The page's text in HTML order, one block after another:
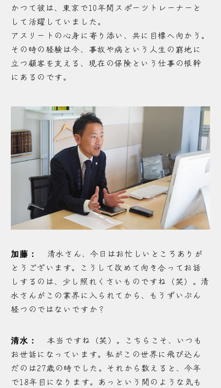
かつて彼は、東京で10年間スポーツトレーナーと
して活躍していました。
アスリートの心身に寄り添い、共に目標へ向かう。
その時の経験は今、事故や病という人生の窮地に
立つ顧客を支える、現在の保険という仕事の根幹
にあるのです。
加藤：
清水さん、今日はお忙しいところありが
とうございます。こうして改めて向き合ってお話
しするのは、少し照れくさいものですね（笑）。清
水さんがこの業界に入られてから、もうずいぶん
経つのではないですか？
清水：
本当ですね（笑）。こちらこそ、いつも
お世話になっています。私がこの世界に飛び込ん
だのは27歳の時でした。それから数えると、今年
で18年目になります。あっという間のような気も